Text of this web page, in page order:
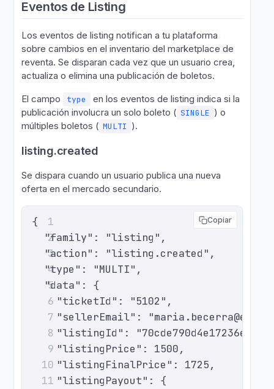
Eventos de Listing
Los eventos de listing notifican a tu plataforma
sobre cambios en el inventario del marketplace de
reventa. Se disparan cada vez que un usuario crea,
actualiza o elimina una publicación de boletos.
El campo
type
en los eventos de listing indica si la
publicación involucra un solo boleto ( SINGLE ) o
múltiples boletos ( MULTI ).
listing.created
Se dispara cuando un usuario publica una nueva
oferta en el mercado secundario.
Copiar
1
{
2
  "family": "listing",
3
  "action": "listing.created",
4
  "type": "MULTI",
5
  "data": {
6
    "ticketId": "5102",
7
"sellerEmail":
8
"listingId":
9
    "listingPrice": 1500,
10
    "listingFinalPrice": 1725,
11
    "listingPayout": {